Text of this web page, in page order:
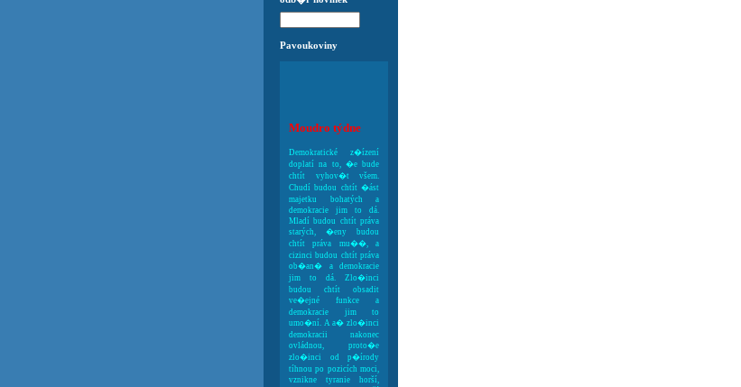
Pavoukoviny
Moudro týdne
Demokratické z�ízení
doplatí na to, �e bude
chtít vyhov�t všem.
Chudí budou chtít �ást
majetku bohatých a
demokracie jim to dá.
Mladí budou chtít práva
starých, �eny budou
chtít práva mu��, a
cizinci budou chtít práva
ob�an� a demokracie
jim to dá. Zlo�inci
budou chtít obsadit
ve�ejné funkce a
demokracie jim to
umo�ní. A a� zlo�inci
demokracii nakonec
ovládnou, proto�e
zlo�inci od p�írody
tíhnou po pozicích moci,
vznikne tyranie horší,